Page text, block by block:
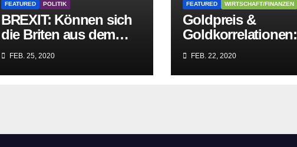
FEATURED POLITIK
BREXIT: Können sich
die Briten aus dem
Würgegriff der
parasitären EU-Mafia
befreien?
FEB. 25, 2020
FEATURED WIRTSCHAFT/FINANZEN
Goldpreis &
Goldkorrelationen:
Warum man die
Goldpreisanalyse
besser Profis
FEB. 22, 2020